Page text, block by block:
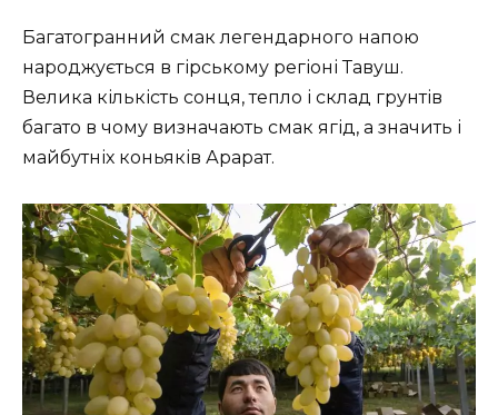
Багатогранний смак легендарного напою
народжується в гірському регіоні Тавуш.
Велика кількість сонця, тепло і склад грунтів
багато в чому визначають смак ягід, а значить і
майбутніх коньяків Арарат.